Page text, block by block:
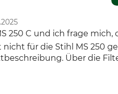
250 C und ich frage
nicht für die Stihl MS 250
Über die